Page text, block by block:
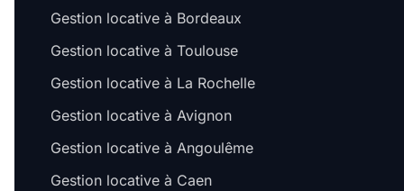
Gestion locative à Bordeaux
Gestion locative à Toulouse
Gestion locative à La Rochelle
Gestion locative à Avignon
Gestion locative à Angoulême
Gestion locative à Caen